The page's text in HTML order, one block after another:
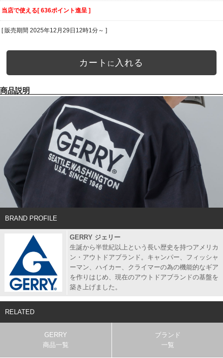
当店で使える[ 636ポイント進呈 ]
[ 販売期間 2025年12月29日12時1分～ ]
カート に 入れる
商品説明
BRAND PROFILE
GERRY ジェリー
生誕から半世紀以上という長い歴史を持つアメリカ
ン・アウトドアブランド。キャンパー、フィッシャ
ーマン、ハイカー、クライマーの為の機能的なギア
を作りはじめ、現在のアウトドアブランドの基盤を
築き上げました。
RELATED
GERRY
商品一覧
ブランド
一覧